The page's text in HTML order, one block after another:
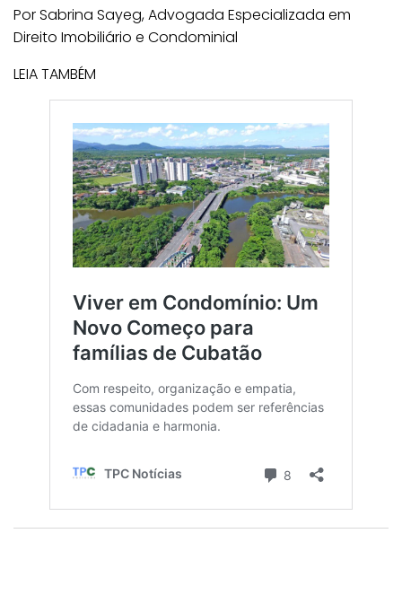
Por Sabrina Sayeg, Advogada Especializada em
Direito Imobiliário e Condominial
LEIA TAMBÉM